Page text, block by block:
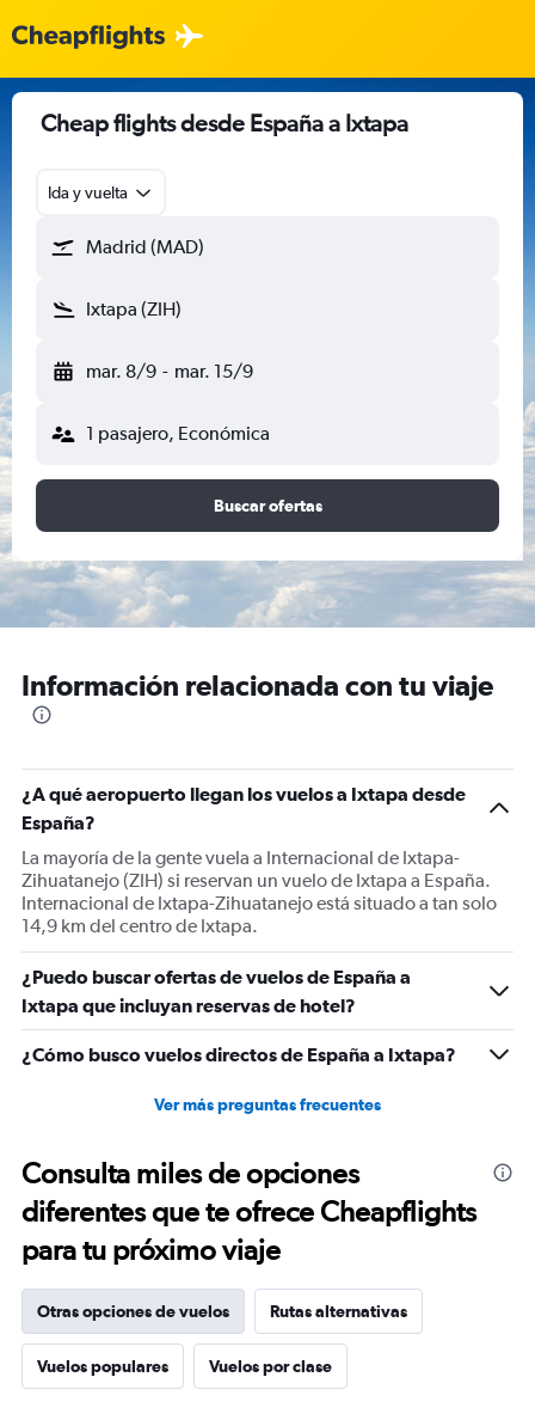
Cheap flights desde España a Ixtapa
Ida y vuelta
Madrid (MAD)
Ixtapa (ZIH)
mar. 8/9 - mar. 15/9
1 pasajero, Económica
Buscar ofertas
Información relacionada con tu viaje
¿A qué aeropuerto llegan los vuelos a Ixtapa desde
España?
La mayoría de la gente vuela a Internacional de Ixtapa-
Zihuatanejo (ZIH) si reservan un vuelo de Ixtapa a España.
Internacional de Ixtapa-Zihuatanejo está situado a tan solo
14,9 km del centro de Ixtapa.
¿Puedo buscar ofertas de vuelos de España a
Ixtapa que incluyan reservas de hotel?
¿Cómo busco vuelos directos de España a Ixtapa?
Ver más preguntas frecuentes
Consulta miles de opciones
diferentes que te ofrece Cheapflights
para tu próximo viaje
Otras opciones de vuelos Rutas alternativas
Vuelos populares Vuelos por clase